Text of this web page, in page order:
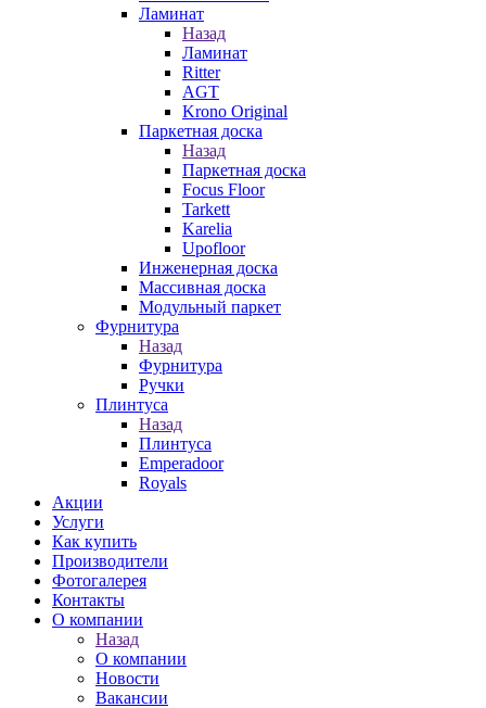
Ламинат
Назад
Ламинат
Ritter
AGT
Krono Original
Паркетная доска
Назад
Паркетная доска
Focus Floor
Tarkett
Karelia
Upofloor
Инженерная доска
Массивная доска
Модульный паркет
Фурнитура
Назад
Фурнитура
Ручки
Плинтуса
Назад
Плинтуса
Emperadoor
Royals
Акции
Услуги
Как купить
Производители
Фотогалерея
Контакты
О компании
Назад
О компании
Новости
Вакансии